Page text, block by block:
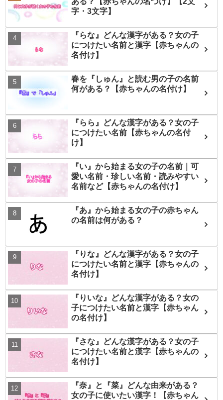
字・3文字】
『らな』どんな漢字がある？女の子
につけたい名前と漢字【赤ちゃんの
名付け】
春を『しゅん』と読む男の子の名前
何がある？【赤ちゃんの名付け】
『らら』どんな漢字がある？女の子
につけたい名前【赤ちゃんの名付
け】
『い』から始まる女の子の名前｜可
愛い名前・珍しい名前・読みやすい
名前など【赤ちゃんの名付け】
『あ』から始まる女の子の赤ちゃん
の名前は何がある？
『りな』どんな漢字がある？女の子
につけたい名前と漢字【赤ちゃんの
名付け】
『りいな』どんな漢字がある？女の
子につけたい名前と漢字【赤ちゃん
の名付け】
『さな』どんな漢字がある？女の子
につけたい名前と漢字【赤ちゃんの
名付け】
『奈』と『菜』どんな由来がある？
女の子に使いたい漢字！【赤ちゃん